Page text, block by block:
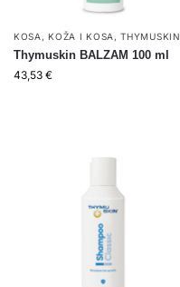
KOSA ,KOŽA I KOSA ,THYMUSKIN
Thymuskin BALZAM 100 ml
43,53 €